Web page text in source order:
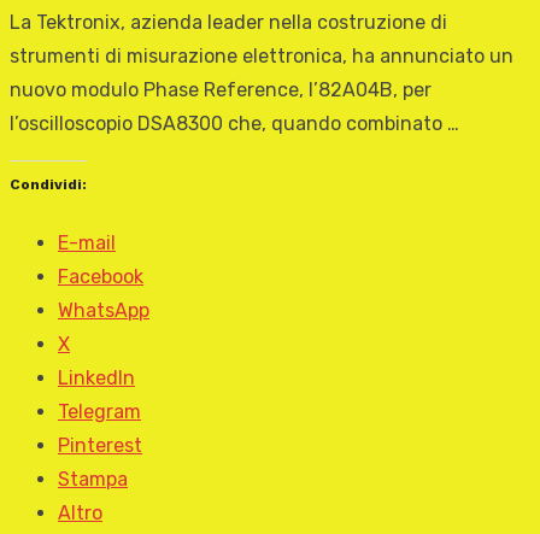
La Tektronix, azienda leader nella costruzione di
strumenti di misurazione elettronica, ha annunciato un
nuovo modulo Phase Reference, l’82A04B, per
l’oscilloscopio DSA8300 che, quando combinato …
Condividi:
E-mail
Facebook
WhatsApp
X
LinkedIn
Telegram
Pinterest
Stampa
Altro